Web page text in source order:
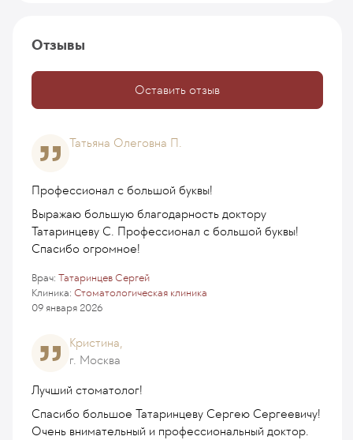
Отзывы
Оставить отзыв
Татьяна Олеговна П.
Профессионал с большой буквы!
Выражаю большую благодарность доктору
Татаринцеву С. Профессионал с большой буквы!
Спасибо огромное!
Клиника: Стоматологическая клиника
Врач: Татаринцев Сергей
09 января 2026
Кристина,
г. Москва
Лучший стоматолог!
Спасибо большое Татаринцеву Сергею Сергеевичу!
Очень внимательный и профессиональный доктор.